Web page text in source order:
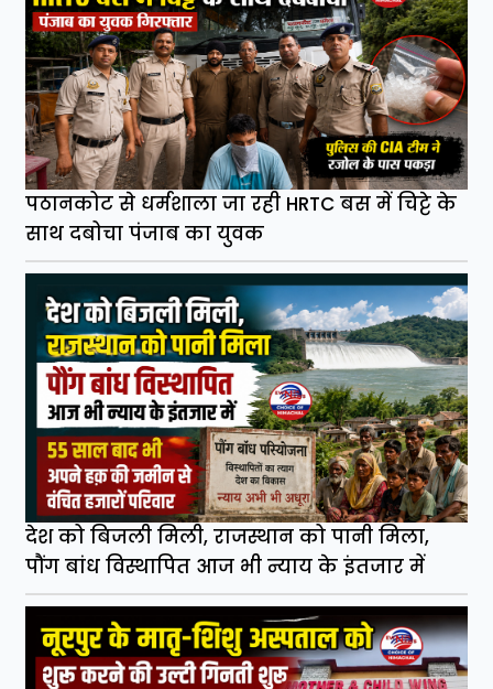
पठानकोट से धर्मशाला जा रही HRTC बस में चिट्टे के
साथ दबोचा पंजाब का युवक
देश को बिजली मिली, राजस्थान को पानी मिला,
पौंग बांध विस्थापित आज भी न्याय के इंतजार में